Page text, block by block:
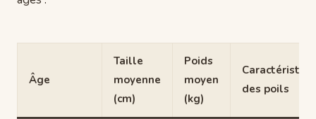
Âge
Taille
moyenne
(cm)
Poids
moyen
(kg)
des poils